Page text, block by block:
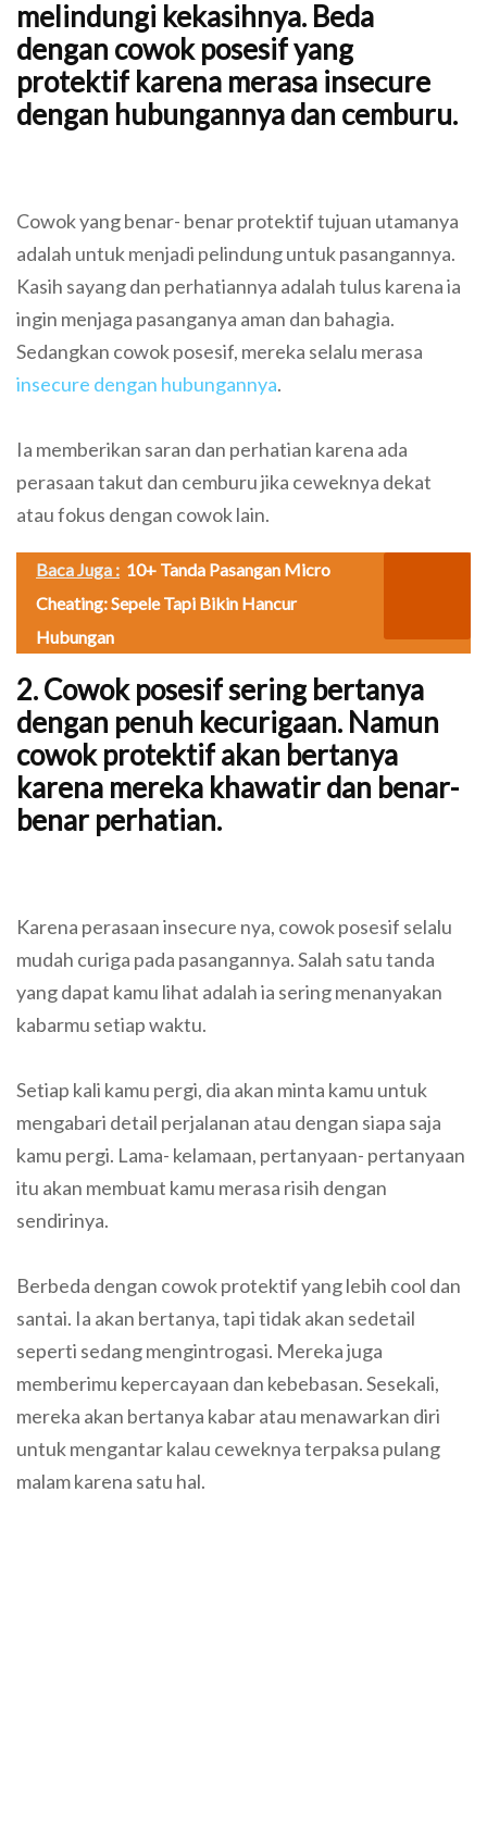
melindungi kekasihnya. Beda
dengan cowok posesif yang
protektif karena merasa insecure
dengan hubungannya dan cemburu.
Cowok yang benar- benar protektif tujuan utamanya
adalah untuk menjadi pelindung untuk pasangannya.
Kasih sayang dan perhatiannya adalah tulus karena ia
ingin menjaga pasanganya aman dan bahagia.
Sedangkan cowok posesif, mereka selalu merasa
insecure dengan hubungannya.
Ia memberikan saran dan perhatian karena ada
perasaan takut dan cemburu jika ceweknya dekat
atau fokus dengan cowok lain.
Baca Juga : 10+ Tanda Pasangan Micro
Cheating: Sepele Tapi Bikin Hancur
Hubungan
2. Cowok posesif sering bertanya
dengan penuh kecurigaan. Namun
cowok protektif akan bertanya
karena mereka khawatir dan benar-
benar perhatian.
Karena perasaan insecure nya, cowok posesif selalu
mudah curiga pada pasangannya. Salah satu tanda
yang dapat kamu lihat adalah ia sering menanyakan
kabarmu setiap waktu.
Setiap kali kamu pergi, dia akan minta kamu untuk
mengabari detail perjalanan atau dengan siapa saja
kamu pergi. Lama- kelamaan, pertanyaan- pertanyaan
itu akan membuat kamu merasa risih dengan
sendirinya.
Berbeda dengan cowok protektif yang lebih cool dan
santai. Ia akan bertanya, tapi tidak akan sedetail
seperti sedang mengintrogasi. Mereka juga
memberimu kepercayaan dan kebebasan. Sesekali,
mereka akan bertanya kabar atau menawarkan diri
untuk mengantar kalau ceweknya terpaksa pulang
malam karena satu hal.